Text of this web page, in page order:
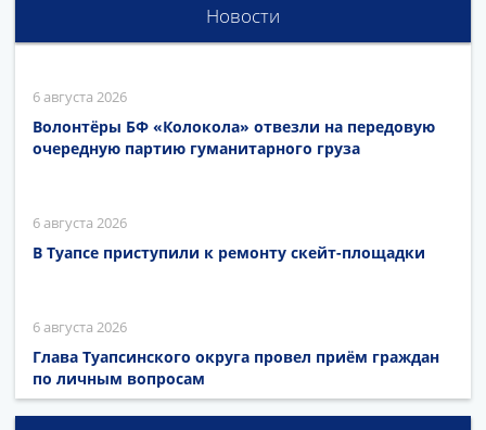
Новости
6 августа 2026
Волонтёры БФ «Колокола» отвезли на передовую
очередную партию гуманитарного груза
6 августа 2026
В Туапсе приступили к ремонту скейт-площадки
6 августа 2026
Глава Туапсинского округа провел приём граждан
по личным вопросам